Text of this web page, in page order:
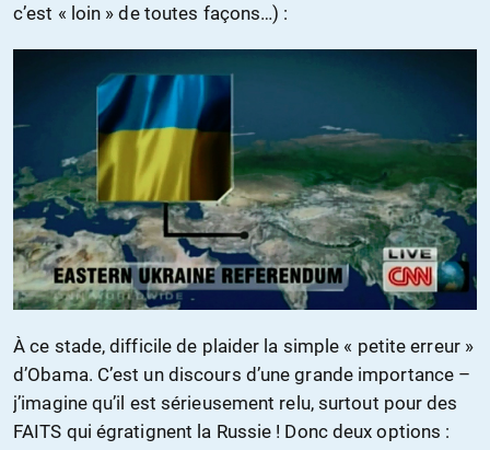
c’est « loin » de toutes façons…) :
À ce stade, difficile de plaider la simple « petite erreur »
d’Obama. C’est un discours d’une grande importance –
j’imagine qu’il est sérieusement relu, surtout pour des
FAITS qui égratignent la Russie ! Donc deux options :